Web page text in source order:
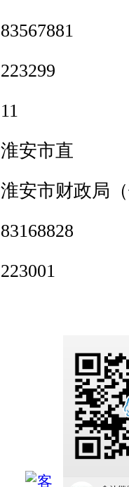
83567881
223299
11
淮安市直
淮安市财政局
83168828
223001